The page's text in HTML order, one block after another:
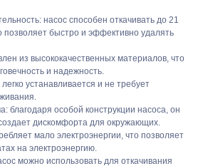
насос способен откачивать до 21
позволяет быстро и эффективно удалять
из высококачественных материалов, что
и надежность.
устанавливается и не требует
благодаря особой конструкции насоса, он
дискомфорта для окружающих.
мало электроэнергии, что позволяет
на электроэнергию.
можно использовать для откачивания